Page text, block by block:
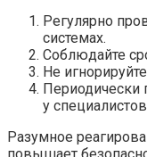
Регулярно
системах.
Соблюдайте
Не
Периодически
у
Разумное